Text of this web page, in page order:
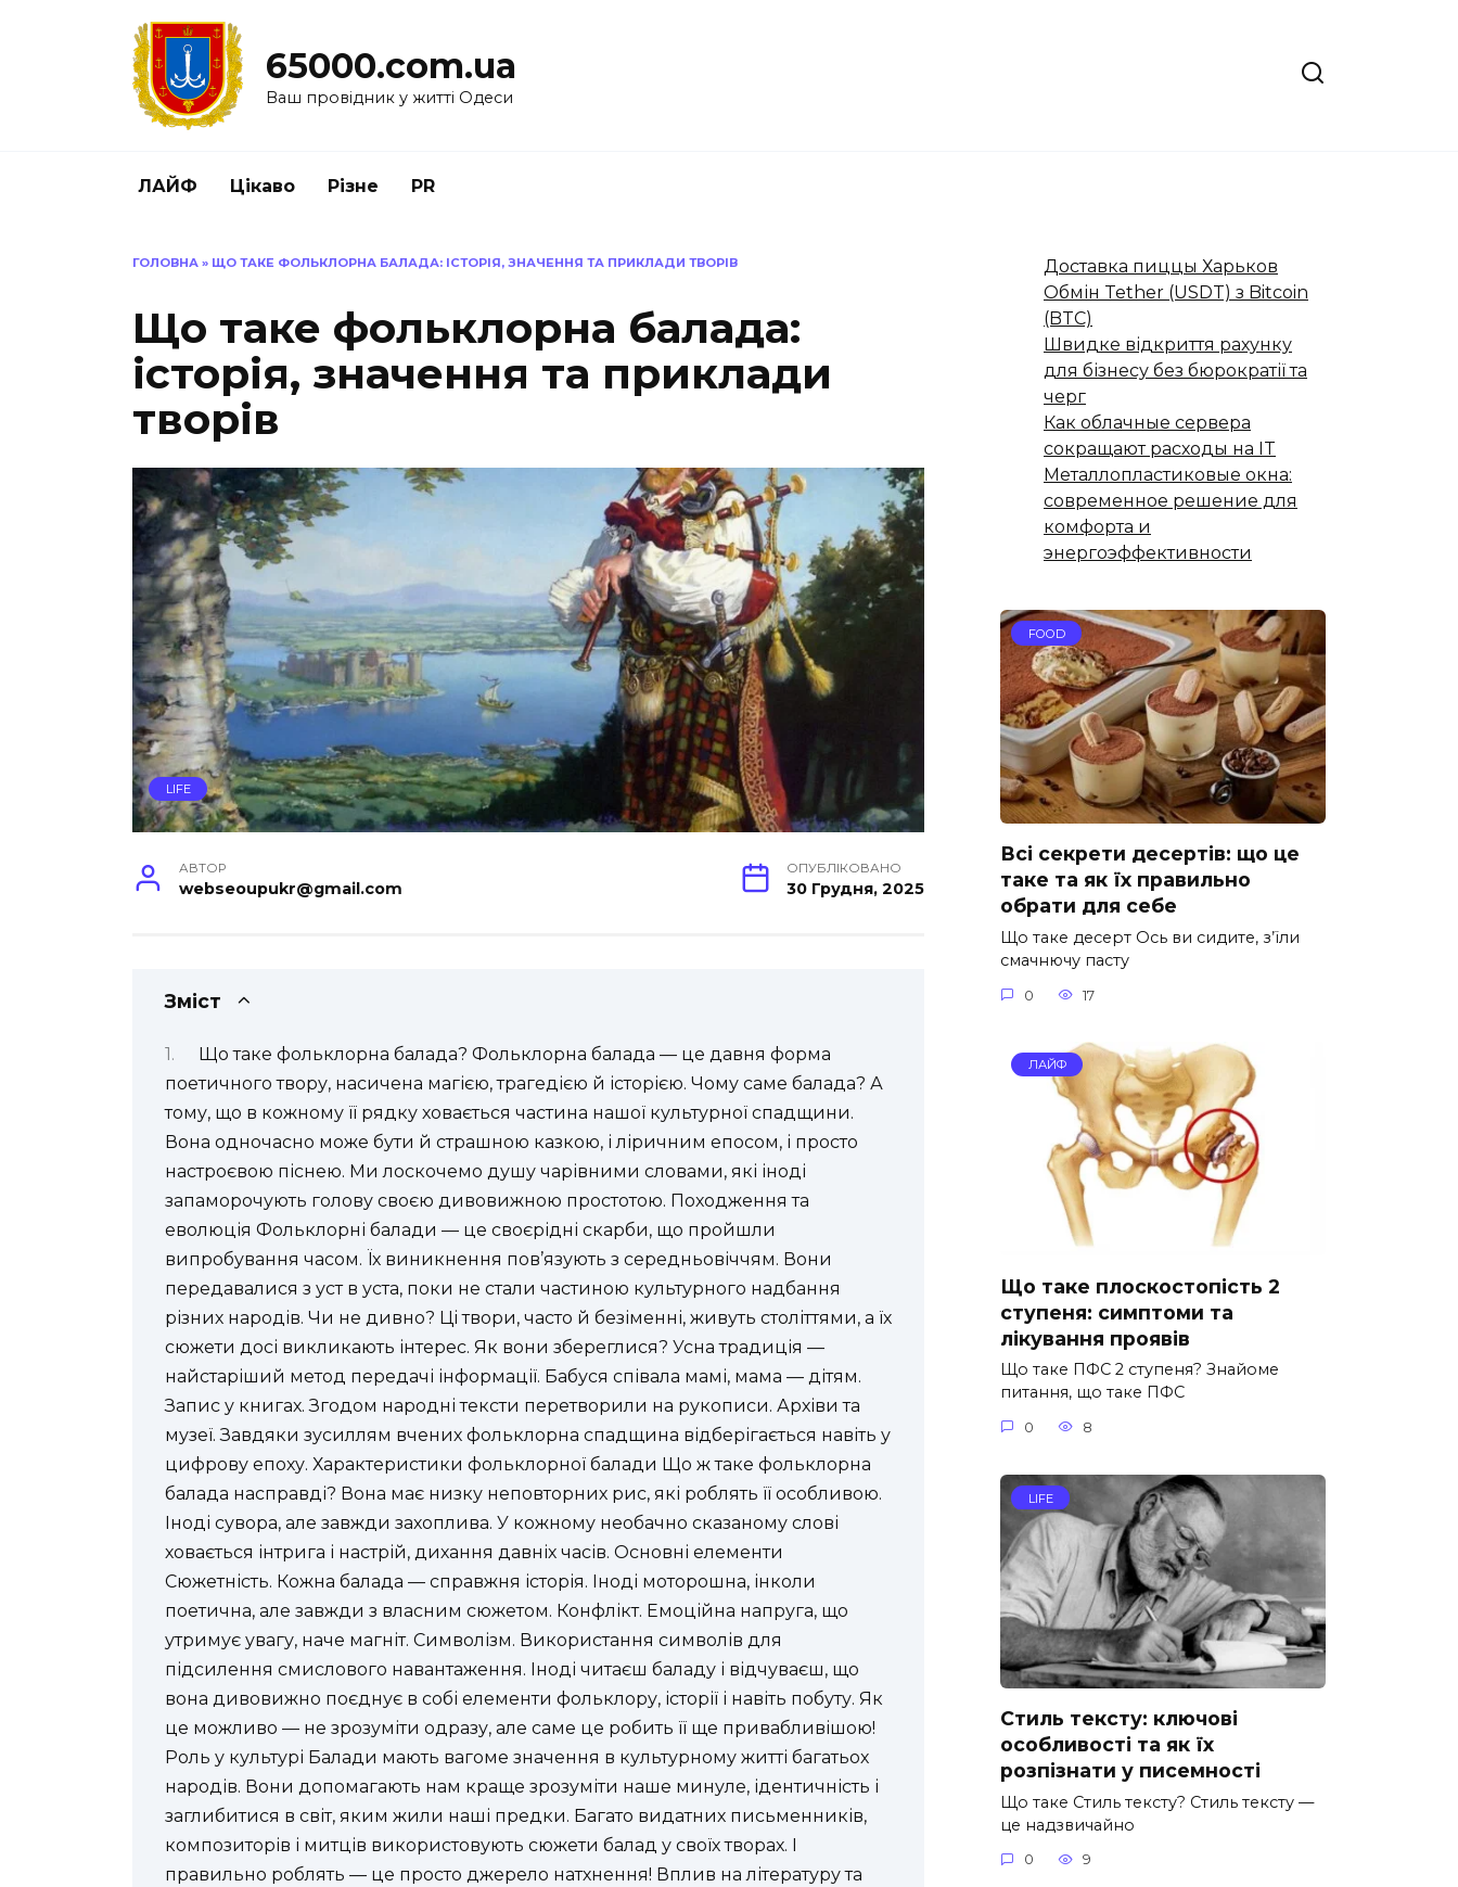
65000.com.ua
Ваш провідник у житті Одеси
ЛАЙФ Цікаво Різне PR
ГОЛОВНА » ЩО ТАКЕ ФОЛЬКЛОРНА БАЛАДА: ІСТОРІЯ, ЗНАЧЕННЯ ТА ПРИКЛАДИ ТВОРІВ
Що таке фольклорна балада:
історія, значення та приклади
творів
LIFE
АВТОР
webseoupukr@gmail.com
ОПУБЛІКОВАНО
30 Грудня, 2025
Зміст
Що таке фольклорна балада? Фольклорна балада — це давня форма
поетичного твору, насичена магією, трагедією й історією. Чому саме балада? А
тому, що в кожному її рядку ховається частина нашої культурної спадщини.
Вона одночасно може бути й страшною казкою, і ліричним епосом, і просто
настроєвою піснею. Ми лоскочемо душу чарівними словами, які іноді
запаморочують голову своєю дивовижною простотою. Походження та
еволюція Фольклорні балади — це своєрідні скарби, що пройшли
випробування часом. Їх виникнення пов’язують з середньовіччям. Вони
передавалися з уст в уста, поки не стали частиною культурного надбання
різних народів. Чи не дивно? Ці твори, часто й безіменні, живуть століттями, а їх
сюжети досі викликають інтерес. Як вони збереглися? Усна традиція —
найстаріший метод передачі інформації. Бабуся співала мамі, мама — дітям.
Запис у книгах. Згодом народні тексти перетворили на рукописи. Архіви та
музеї. Завдяки зусиллям вчених фольклорна спадщина відберігається навіть у
цифрову епоху. Характеристики фольклорної балади Що ж таке фольклорна
балада насправді? Вона має низку неповторних рис, які роблять її особливою.
Іноді сувора, але завжди захоплива. У кожному необачно сказаному слові
ховається інтрига і настрій, дихання давніх часів. Основні елементи
Сюжетність. Кожна балада — справжня історія. Іноді моторошна, інколи
поетична, але завжди з власним сюжетом. Конфлікт. Емоційна напруга, що
утримує увагу, наче магніт. Символізм. Використання символів для
підсилення смислового навантаження. Іноді читаєш баладу і відчуваєш, що
вона дивовижно поєднує в собі елементи фольклору, історії і навіть побуту. Як
це можливо — не зрозуміти одразу, але саме це робить її ще привабливішою!
Роль у культурі Балади мають вагоме значення в культурному житті багатьох
народів. Вони допомагають нам краще зрозуміти наше минуле, ідентичність і
заглибитися в світ, яким жили наші предки. Багато видатних письменників,
композиторів і митців використовують сюжети балад у своїх творах. І
правильно роблять — це просто джерело натхнення! Вплив на літературу та
Доставка пиццы Харьков
Обмін Tether (USDT) з Bitcoin
(BTC)
Швидке відкриття рахунку
для бізнесу без бюрократії та
черг
Как облачные сервера
сокращают расходы на IT
Металлопластиковые окна:
современное решение для
комфорта и
энергоэффективности
FOOD
Всі секрети десертів: що це
таке та як їх правильно
обрати для себе
Що таке десерт Ось ви сидите, з’їли
смачнючу пасту
0 17
ЛАЙФ
Що таке плоскостопість 2
ступеня: симптоми та
лікування проявів
Що таке ПФС 2 ступеня? Знайоме
питання, що таке ПФС
0 8
LIFE
Стиль тексту: ключові
особливості та як їх
розпізнати у писемності
Що таке Стиль тексту? Стиль тексту —
це надзвичайно
0 9